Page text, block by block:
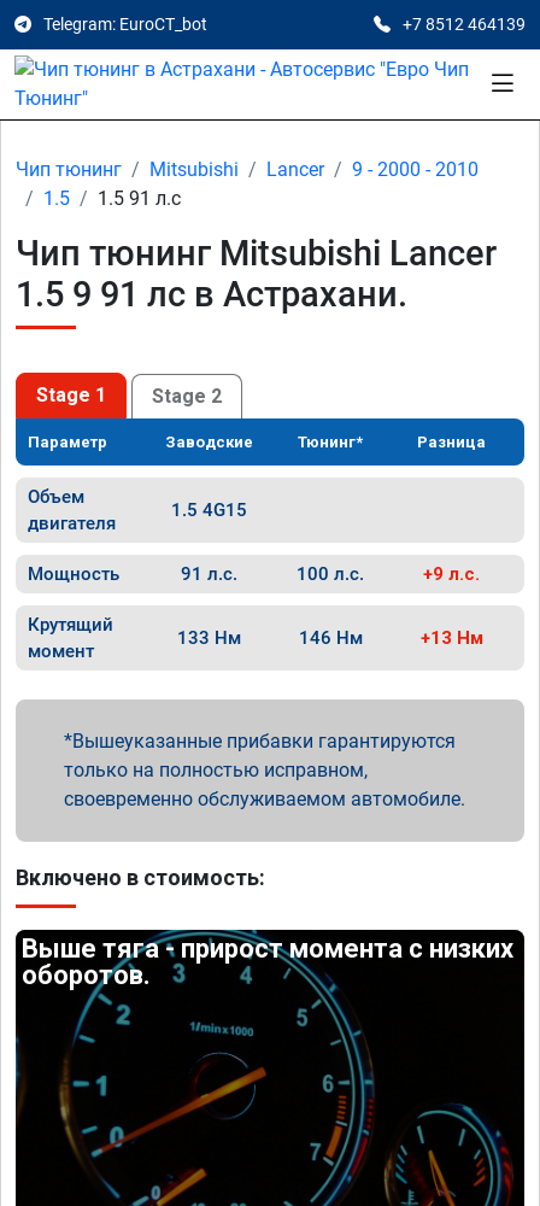
Telegram: EuroCT_bot +7 8512 464139
Чип тюнинг Mitsubishi Lancer
9 - 2000 - 2010
1.5
1.5 91 л.с
Чип тюнинг Mitsubishi Lancer
1.5 9 91 лс в Астрахани.
Stage 1 Stage 2
Параметр Заводские Тюнинг* Разница
Объем
двигателя
1.5 4G15
Мощность 91 л.с. 100 л.с. +9 л.с.
Крутящий
момент
133 Нм 146 Нм +13 Нм
Вышеуказанные прибавки гарантируются
только на полностью исправном,
своевременно обслуживаемом автомобиле.
Включено в стоимость:
Выше тяга - прирост момента с низких
оборотов.